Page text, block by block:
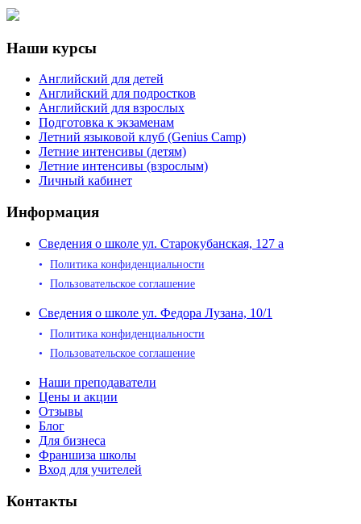
Наши курсы
Английский для детей
Английский для подростков
Английский для взрослых
Подготовка к экзаменам
Летний языковой клуб (Genius Camp)
Летние интенсивы (детям)
Летние интенсивы (взрослым)
Личный кабинет
Информация
Сведения о школе ул. Старокубанская, 127 а
Политика конфиденциальности
Пользовательское соглашение
Сведения о школе ул. Федора Лузана, 10/1
Политика конфиденциальности
Пользовательское соглашение
Наши преподаватели
Цены и акции
Отзывы
Блог
Для бизнеса
Франшиза школы
Вход для учителей
Контакты